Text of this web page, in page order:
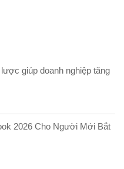
giúp doanh nghiệp tăng
2026 Cho Người Mới Bắt